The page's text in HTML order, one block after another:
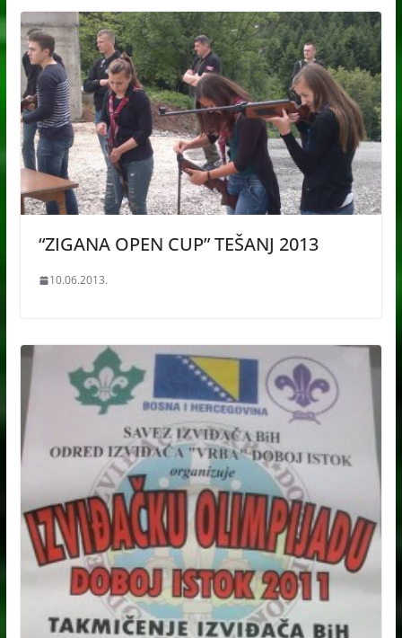
“ZIGANA OPEN CUP” TEŠANJ 2013
10.06.2013.